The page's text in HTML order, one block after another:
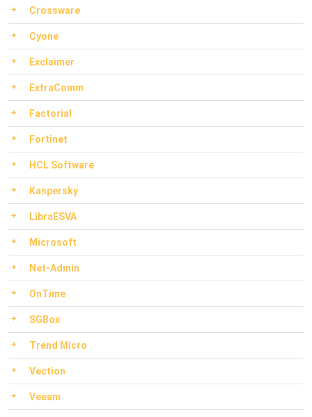
Crossware
Cyone
Exclaimer
ExtraComm
Factorial
Fortinet
HCL Software
Kaspersky
LibraESVA
Microsoft
Net-Admin
OnTime
SGBox
Trend Micro
Vection
Veeam